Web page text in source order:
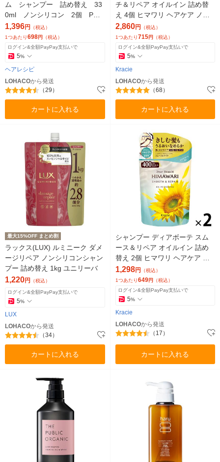
ム シャンプー 詰め替え 33
0ml ノンシリコン 2個 P＆
G
1,396円
（税込）
1つあたり698円 （税込）
ログイン&全額PayPay支払いで
5%
ヘアレシピ
LOHACOから発送
（29）
カートに入れる
チ＆リペア オイルイン 詰め替
え 4個 ヒマワリ ヘアケア ノン
シリコン アミノ酸 うねり くせ
毛 パサつき
2,860円
（税込）
1つあたり715円 （税込）
ログイン&全額PayPay支払いで
5%
Kracie
LOHACOから発送
（68）
カートに入れる
最大15%OFF まとめ割
ラックス(LUX) ルミニーク ダメ
ージリペア ノンシリコンシャン
プー 詰め替え 1kg ユニリーバ
1,220円 （税込）
ログイン&全額PayPay支払いで
5%
LUX
LOHACOから発送
（34）
カートに入れる
シャンプー ディアボーテ スム
ース＆リペア オイルイン 詰め
替え 2個 ヒマワリ ヘアケア ノ
ンシリコン アミノ酸 うねり く
せ毛 パサつき
1,298円 （税込）
1つあたり649円 （税込）
ログイン&全額PayPay支払いで
5%
Kracie
LOHACOから発送
（17）
カートに入れる